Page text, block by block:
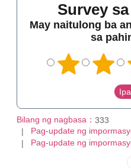
Survey
May naitulong ba
sa
Bilang ng nagbasa： 333
Pag-update ng
Pag-update ng